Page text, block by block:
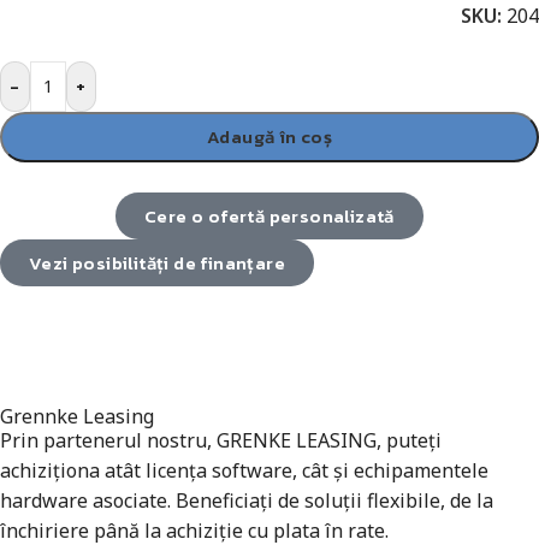
SKU: 204
-
+
Adaugă în coș
Cere o ofertă personalizată
Vezi posibilități de finanțare
Grennke Leasing
Prin partenerul nostru, GRENKE LEASING, puteți
achiziționa atât licența software, cât și echipamentele
hardware asociate. Beneficiați de soluții flexibile, de la
închiriere până la achiziție cu plata în rate.